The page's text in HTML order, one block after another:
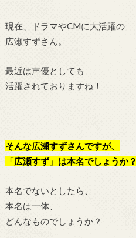
現在、ドラマやCMに大活躍の
広瀬すずさん。
最近は声優としても
活躍されておりますね！
そんな広瀬すずさんですが、
「広瀬すず」は本名でしょうか？
本名でないとしたら、
本名は一体、
どんなものでしょうか？